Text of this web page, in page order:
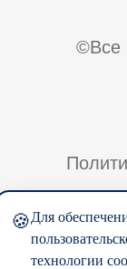
🍪Для
технологии